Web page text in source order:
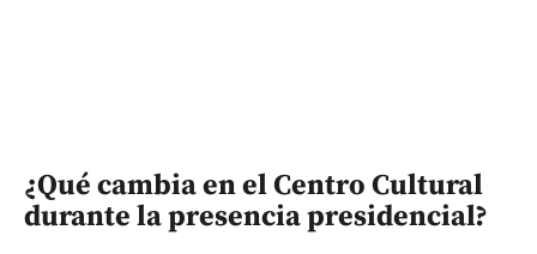
¿Qué cambia en el Centro Cultural
durante la presencia presidencial?